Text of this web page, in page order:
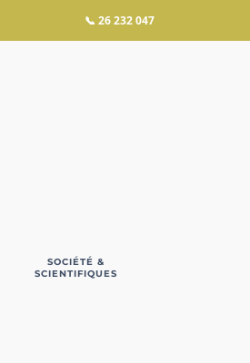
📞 26 232 047
SOCIÉTÉ &
SCIENTIFIQUES